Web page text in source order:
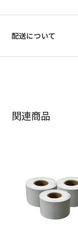
配送について
関連商品